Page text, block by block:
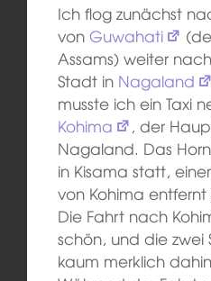
Ich flog zunächst
von Guwahati
Assams) weiter nach
Stadt in Nagaland
musste ich ein Taxi
Kohima
, der
Nagaland. Das
in Kisama statt,
von Kohima
Die Fahrt nach
schön, und die zwei
kaum merklich